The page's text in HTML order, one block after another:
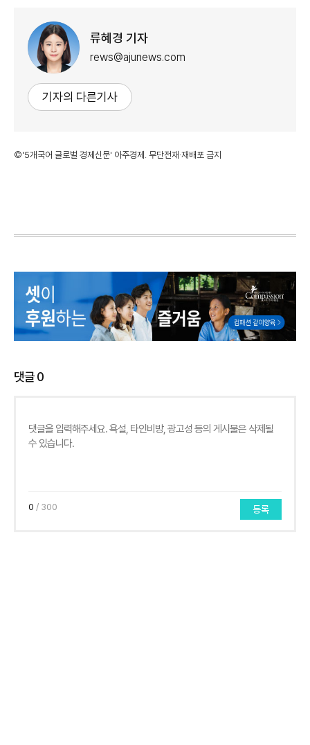
류혜경 기자
rews@ajunews.com
기자의 다른기사
©'5개국어 글로벌 경제신문' 아주경제. 무단전재·재배포 금지
댓글0
0 / 300 등록